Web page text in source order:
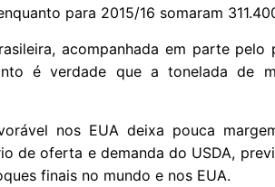
para 2015/16 somaram
acompanhada em parte pelo
é verdade que a tonelada de
nos EUA deixa pouca
de oferta e demanda do USDA,
finais no mundo e nos EUA.